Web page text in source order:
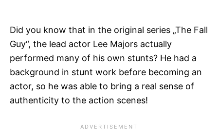
Did you know that in the original series „The Fall
Guy“, the lead actor Lee Majors actually
performed many of his own stunts? He had a
background in stunt work before becoming an
actor, so he was able to bring a real sense of
authenticity to the action scenes!